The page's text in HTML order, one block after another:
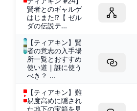
賢者とのギャルゲ
はじまた⁉【 ゼル
ダの伝説テ...
【ティアキン】賢
者の意志の入手場
所一覧とおすすめ
使い道｜誰に使う
べき？ ...
【ティアキン】難
易度高めに隠され
た地下の宝箱を見